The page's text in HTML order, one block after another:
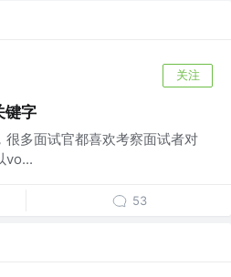
关注
键字
多面试官都喜欢考察面试者对
vo...
53